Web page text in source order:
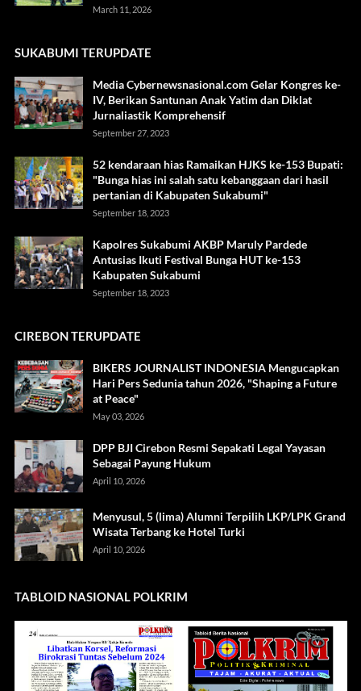
March 11, 2026
SUKABUMI TERUPDATE
Media Cybernewsnasional.com Gelar Kongres ke-
IV, Berikan Santunan Anak Yatim dan Diklat
Jurnaliastik Komprehensif
September 27, 2023
52 kendaraan hias Ramaikan HJKS ke-153 Bupati:
"Bunga hias ini salah satu kebanggaan dari hasil
pertanian di Kabupaten Sukabumi"
September 18, 2023
Kapolres Sukabumi AKBP Maruly Pardede
Antusias Ikuti Festival Bunga HUT ke-153
Kabupaten Sukabumi
September 18, 2023
CIREBON TERUPDATE
BIKERS JOURNALIST INDONESIA Mengucapkan
Hari Pers Sedunia tahun 2026, "Shaping a Future
at Peace"
May 03, 2026
DPP BJI Cirebon Resmi Sepakati Legal Yayasan
Sebagai Payung Hukum
April 10, 2026
Menyusul, 5 (lima) Alumni Terpilih LKP/LPK Grand
Wisata Terbang ke Hotel Turki
April 10, 2026
TABLOID NASIONAL POLKRIM